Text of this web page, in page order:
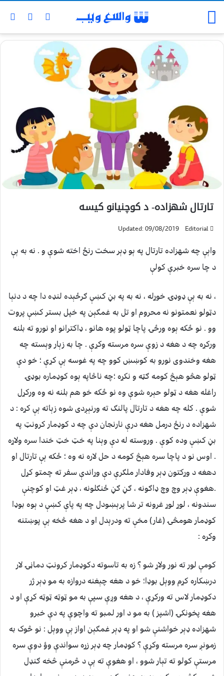
تارتال شهزاده- د کوچنيانو کیسه
Editorial
Updated: 09/08/2019
واېې چه شهزاده تارتال په ېو ډېر سخت رنځ اخته شوې و . نه به ېې
د چا سره خبرې کولې
، نه به ېې ډوډۍ خوړله ، نه به په بڼ کښې ګرځېده لنډه دا چه د دنېا
دټولو نعمتونو نه محروم او تل به غمګېن په خپل بستر کښې پروت
وو . نو ځکه ېوه ورځۍ پاچا ټولو پوه هانو ، ډاکترانو او نورو ته بلنه
ورکړه چه د هغه د زوې سره مرسته وکړې . چا به زېار وېسته چه
هغه وخندوی نورو به کوښښ کوو چه په غوسه ېې کړې ؛ خو دې
ټولو هڅو هېڅ کومه ګټه و نکړه ؛چه ناڅاپه ېوه کوډماره بوډۍ
راغله هغه د ټولو حېره شوې وه نو ځکه خو هم بلنه نه وه ورکړل
شوې . کله چه هغه د تارتال پالنګ ته ورنېږدی شوه زېاته ېې کړه : د
شهزاده د رنځ درمل هغه درې نارنجان دې چه د کوډمار کرونټ په
بڼ کښې وده کوې . وروسته له دې وېنا په خټ خټ خندا سره ولاړه
. اوس نو د پاچا سره هېڅ کومه د حل لاره نه وه ؛ ځکه ېې تارتال او
دهغه د وړکتون ډېر وفادار ملګرې دې وړاندې سفر ته چمتو کړل
.هغوې ډېر وچ وچ ډاګونه ، ګڼ ګڼ ځنګلونه ، ډېر غټ او کوچنې
سندونه ، لوړ لوړ غرونه تر شا پرېښودل چه په پاې کښې د ېوه بوډا
کوډمار هومڅۍ (غار) مخې ته ودرېدل او د هغه څخه ېې پوښتنه
وکړه :
کومې لور ته نور ولاړ شو ؟ زه به تاسوته دکوډمار کرونټ دماڼۍ لار
درښکاره کړم ووېل بوډا؛ خو د هغه چېغنه دروازه به مو ډېر ژر
دکوډمار لاس ته ورکړې ، د هغه وږې سپې به مو ټوټه ټوټه کړې او د
هغه پخونکۍ (اشپز ) به مو د اور لمبو ته واچوې په دې خبرو
شهزاده ډېر خواشنې شو او په ډېر غمګېن اواز ېې ووېل : نو څوک به
زمونږ سره مرسته وکړې ؟ کوډمار چه ډېر زړه سواندې وؤ دوې سره
مرستې کولو ته تېار شوو ، او هغوې ته ېې د څرمنې څخه ګنډل